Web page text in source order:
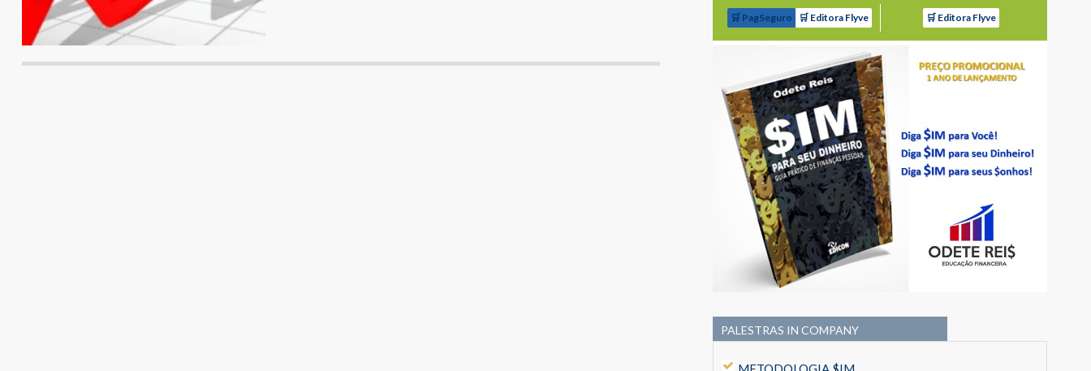
🛒 PagSeguro 🛒 Editora Flyve 🛒 Editora Flyve
PALESTRAS IN COMPANY